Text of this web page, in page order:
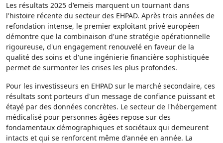
Les résultats 2025 d'emeis marquent un tournant dans
l'histoire récente du secteur des EHPAD. Après trois années de
refondation intense, le premier exploitant privé européen
démontre que la combinaison d'une stratégie opérationnelle
rigoureuse, d'un engagement renouvelé en faveur de la
qualité des soins et d'une ingénierie financière sophistiquée
permet de surmonter les crises les plus profondes.
Pour les investisseurs en EHPAD sur le marché secondaire, ces
résultats sont porteurs d'un message de confiance puissant et
étayé par des données concrètes. Le secteur de l'hébergement
médicalisé pour personnes âgées repose sur des
fondamentaux démographiques et sociétaux qui demeurent
intacts et qui se renforcent même d'année en année. La